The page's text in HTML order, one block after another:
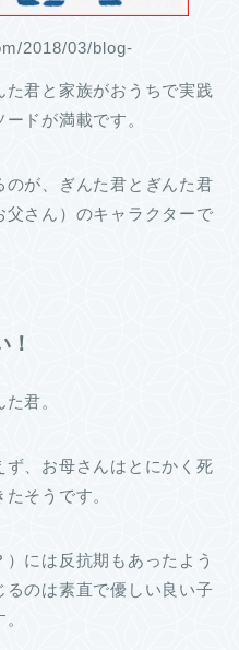
2018/03/blog-
た君と家族がおうちで実践
ドが満載です。
が、ぎんた君とぎんた君
さん）のキャラクターで
！
君。
、お母さんはとにかく死
そうです。
には反抗期もあったよう
のは素直で優しい良い子